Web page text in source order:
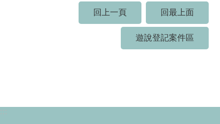
回上一頁
回最上面
遊說登記案件區
:::